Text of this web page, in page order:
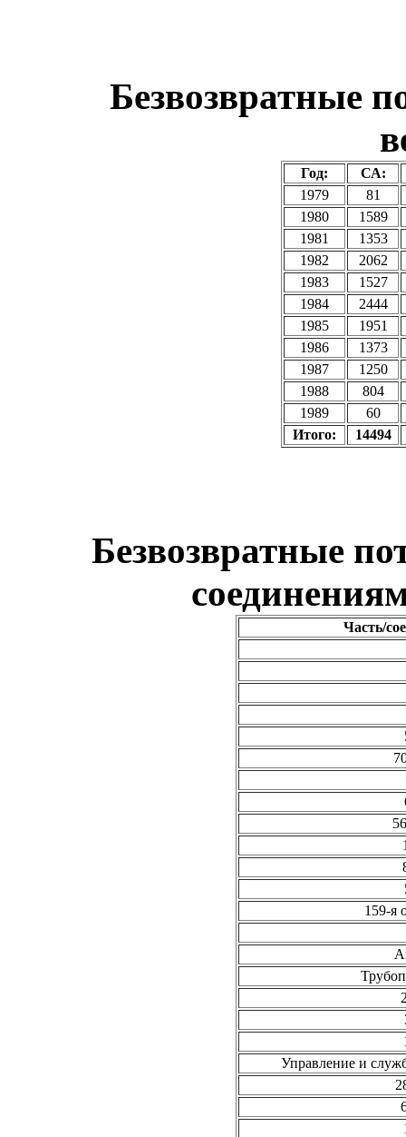
Безвозвратные
Год:
СА:
1979
81
1980
1589
1981
1353
1982
2062
1983
1527
1984
2444
1985
1951
1986
1373
1987
1250
1988
804
1989
60
Итого:
14494
Безвозвратные
Часть/
159-я
Управление и